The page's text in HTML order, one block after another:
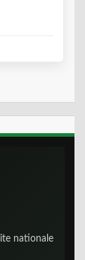
nationale